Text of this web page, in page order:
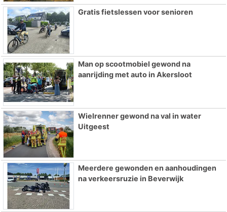
Gratis fietslessen voor senioren
Man op scootmobiel gewond na
aanrijding met auto in Akersloot
Wielrenner gewond na val in water
Uitgeest
Meerdere gewonden en aanhoudingen
na verkeersruzie in Beverwijk